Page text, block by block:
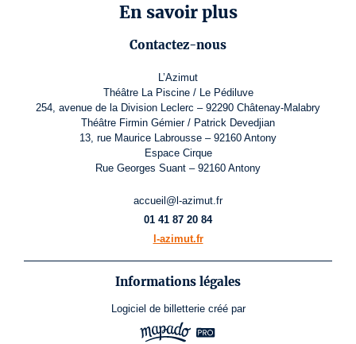
En savoir plus
Contactez-nous
L’Azimut
Théâtre La Piscine / Le Pédiluve
254, avenue de la Division Leclerc – 92290 Châtenay-Malabry
Théâtre Firmin Gémier / Patrick Devedjian
13, rue Maurice Labrousse – 92160 Antony
Espace Cirque
Rue Georges Suant – 92160 Antony
accueil@l-azimut.fr
01 41 87 20 84
l-azimut.fr
Informations légales
Logiciel de billetterie créé par